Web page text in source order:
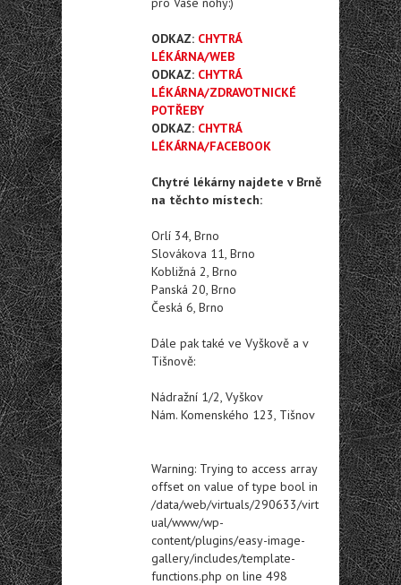
ODKAZ: CHYTRÁ
LÉKÁRNA/WEB
ODKAZ: CHYTRÁ
LÉKÁRNA/ZDRAVOTNICKÉ
POTŘEBY
ODKAZ: CHYTRÁ
LÉKÁRNA/FACEBOOK
Chytré lékárny najdete v Brně
na těchto místech:
Orlí 34, Brno
Slovákova 11, Brno
Kobližná 2, Brno
Panská 20, Brno
Česká 6, Brno
Dále pak také ve Vyškově a v
Tišnově:
Nádražní 1/2, Vyškov
Nám. Komenského 123, Tišnov
Warning: Trying to access array
offset on value of type bool in
/data/web/virtuals/290633/virt
ual/www/wp-
content/plugins/easy-image-
gallery/includes/template-
functions.php on line 498